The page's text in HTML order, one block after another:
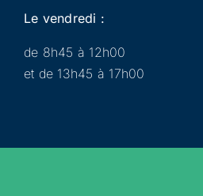
Le vendredi :
de 8h45 à 12h00
et de 13h45 à 17h00